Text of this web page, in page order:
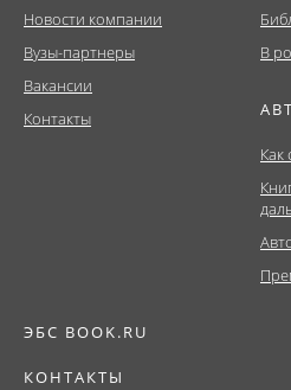
Новости компании
Вузы-партнеры
Вакансии
Контакты
В
Как
ЭБС BOOK.RU
КОНТАКТЫ